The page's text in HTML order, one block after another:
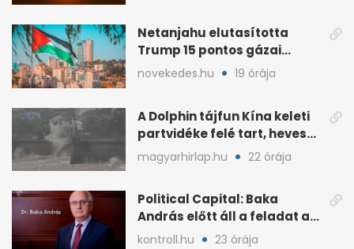
Netanjahu elutasította
Trump 15 pontos gázai
béketervét
novekedes.hu 19 órája
A Dolphin tájfun Kína keleti
partvidéke felé tart, heves
esőkkel
magyarhirlap.hu 22 órája
Political Capital: Baka
András előtt áll a feladat az
elnöki tekintélyért
kontroll.hu 23 órája